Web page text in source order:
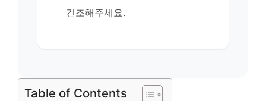
건조해주세요.
Table of Contents